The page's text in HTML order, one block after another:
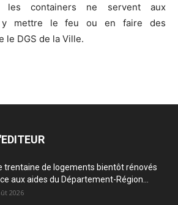
containers ne servent aux
y mettre le feu ou en faire des
le DGS de la Ville.
trentaine de logements bientôt rénovés
aux aides du Département-Région...
2026